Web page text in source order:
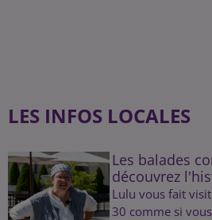
LES INFOS LOCALES
Les balades
découvrez
Lulu vous fait
30 comme si